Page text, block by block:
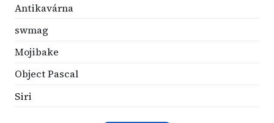
Antikavárna
swmag
Mojibake
Object Pascal
Siri